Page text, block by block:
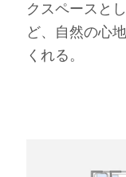
クスペースと
ど、自然の心
くれる。